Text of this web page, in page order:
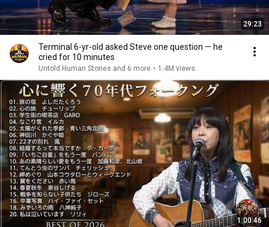
29:23
Terminal 6-yr-old asked Steve one question — he
cried for 10 minutes
Untold Human Stories and 6 more • 1.4M views
1:00:46